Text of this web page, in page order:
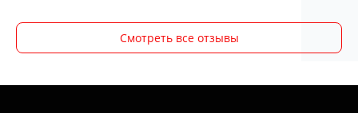
Смотреть все отзывы